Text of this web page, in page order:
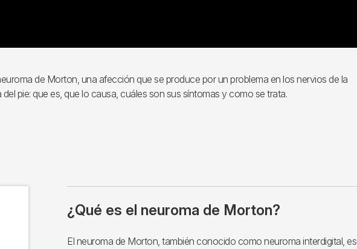
de Morton, una afección que se produce por un problema en los nervios de la
del pie: que es, que lo causa, cuáles son sus síntomas y como se trata.
¿Qué es el neuroma de Morton?
El neuroma de Morton, también conocido como neuroma interdigital, es